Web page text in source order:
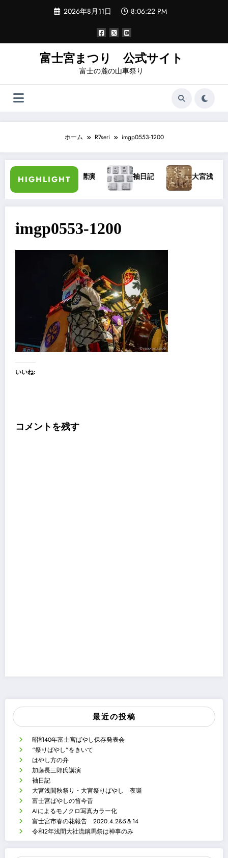
ツ
2026年8月11日 8:06:22 PM
富士宮まつり 公式サイト
富士の麓の山車祭り
ホーム R7seri imgp0553-1200
HIGHLIGHT
加藤長三郎氏講演 袖日記 大宮浅間秋祭
imgp0553-1200
いいね:
コメントを残す
最近の投稿
昭和40年富士宮ばやし保存発表会
“祭りばやし”をきいて
はやし方の弁
加藤長三郎氏講演
袖日記
大宮浅間秋祭り・大宮祭りばやし 夜噺
富士宮ばやしの笛今昔
AIによるモノクロ写真カラー化
富士宮市春の花報告 2020.4.2&5＆14
令和2年浅間大社流鏑馬祭は神事のみ